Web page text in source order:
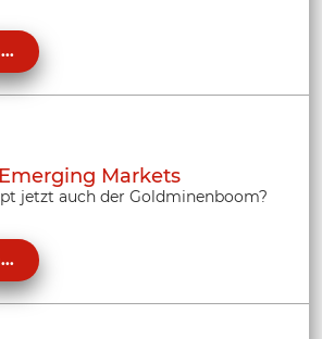
Markets
jetzt auch der Goldminenboom?